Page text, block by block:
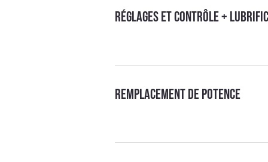
Réglages et contrôle +
Remplacement de potence